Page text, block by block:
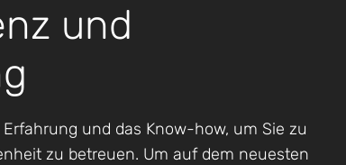
und
und das Know-how, um Sie zu
zu betreuen. Um auf dem neuesten